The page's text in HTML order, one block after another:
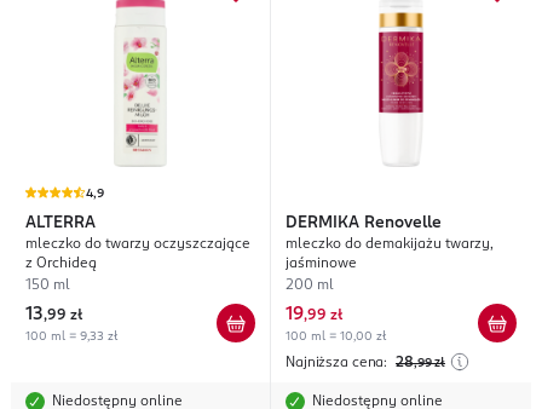
4,9
ALTERRA
mleczko do twarzy oczyszczające
z Orchideą
150 ml
13,99 zł
100 ml = 9,33 zł
Niedostępny online
DERMIKA Renovelle
mleczko do demakijażu twarzy,
jaśminowe
200 ml
19,99 zł
100 ml = 10,00 zł
Najniższa cena: 28,99 zł
Niedostępny online